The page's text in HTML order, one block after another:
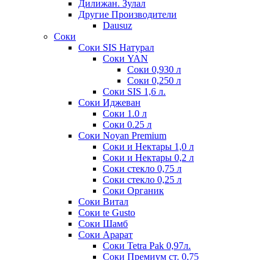
Дилижан. Зулал
Другие Производители
Dausuz
Соки
Соки SIS Натурал
Соки YAN
Соки 0,930 л
Соки 0,250 л
Соки SIS 1,6 л.
Соки Иджеван
Соки 1.0 л
Соки 0.25 л
Соки Noyan Premium
Соки и Нектары 1,0 л
Соки и Нектары 0,2 л
Соки стекло 0,75 л
Соки стекло 0,25 л
Соки Органик
Соки Витал
Соки te Gusto
Соки Шамб
Соки Арарат
Соки Tetra Pak 0,97л.
Соки Премиум ст. 0,75